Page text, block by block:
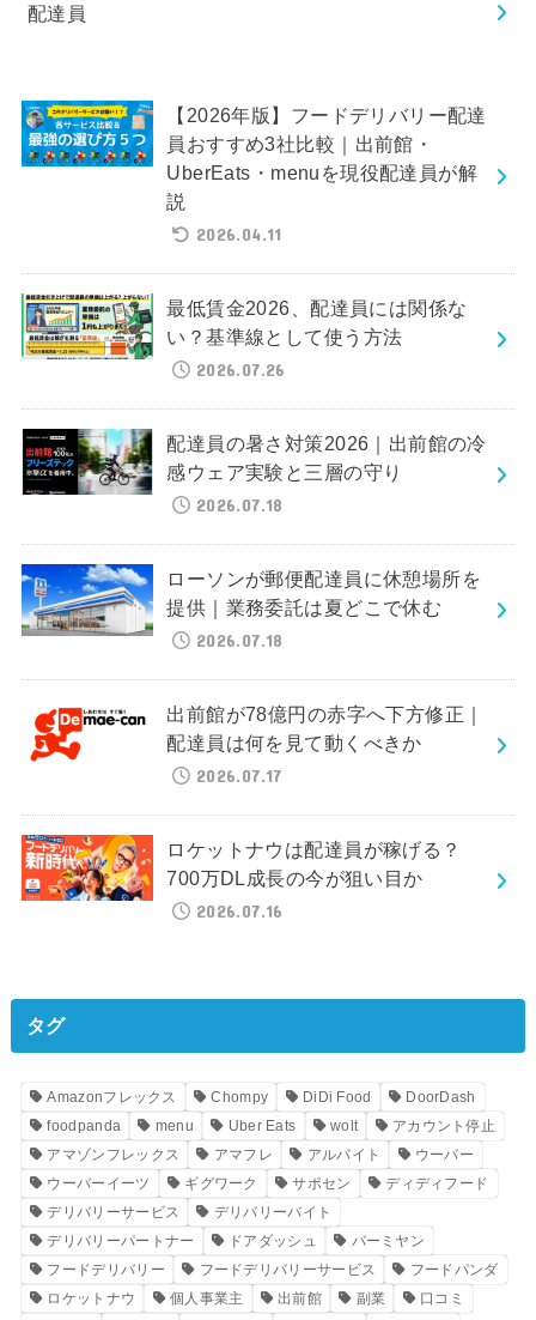
配達員
【2026年版】フードデリバリー配達
員おすすめ3社比較｜出前館・
UberEats・menuを現役配達員が解
説
2026.04.11
最低賃金2026、配達員には関係な
い？基準線として使う方法
2026.07.26
配達員の暑さ対策2026｜出前館の冷
感ウェア実験と三層の守り
2026.07.18
ローソンが郵便配達員に休憩場所を
提供｜業務委託は夏どこで休む
2026.07.18
出前館が78億円の赤字へ下方修正｜
配達員は何を見て動くべきか
2026.07.17
ロケットナウは配達員が稼げる？
700万DL成長の今が狙い目か
2026.07.16
タグ
Amazonフレックス Chompy DiDi Food
DoorDash
foodpanda
menu Uber Eats wolt
アカウント停止
アマゾンフレックス
アマフレ アルバイト
ウーバー
ウーバーイーツ
ギグワーク サポセン
ディディフード
デリバリーサービス
デリバリーバイト
デリバリーパートナー
ドアダッシュ
バーミヤン
フードデリバリー
フードデリバリーサービス
フードパンダ
ロケットナウ
個人事業主 出前館 副業
口コミ